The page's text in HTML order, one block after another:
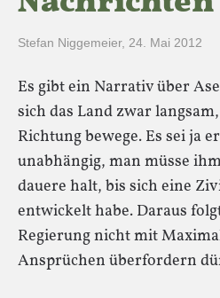
Stefan Niggemeier, 24. Mai 2012
Es gibt ein Narrativ über
sich das Land zwar
Richtung bewege. Es sei ja
unabhängig, man müsse
dauere halt, bis sich eine
entwickelt habe. Daraus
Regierung nicht mit
Ansprüchen überfordern